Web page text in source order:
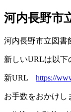
河内長野市
河内長野市立図書
新しいURLは以下
新URL https://
お手数をおかけし